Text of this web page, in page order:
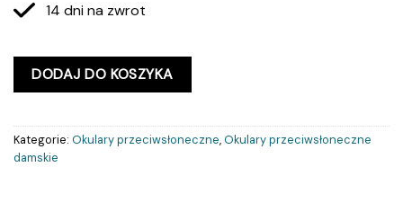
14 dni na zwrot
DODAJ DO KOSZYKA
Kategorie: Okulary przeciwsłoneczne,Okulary przeciwsłoneczne
damskie